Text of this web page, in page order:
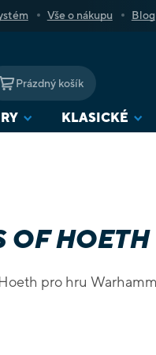
Vše o nákupu Blog
NÁKUPNÍ
KOŠÍK
Prázdný košík
KLASICKÉ
OF HOETH
pro hru